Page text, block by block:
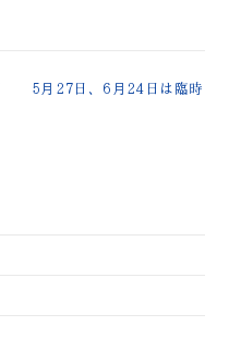
5月27日、6月24日は臨時